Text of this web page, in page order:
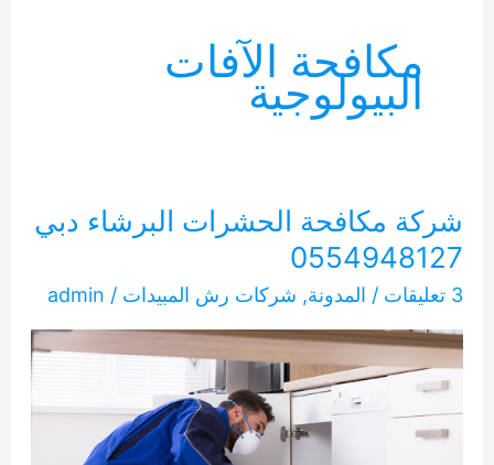
مكافحة الآفات
البيولوجية
شركة مكافحة الحشرات البرشاء دبي
0554948127
3 تعليقات / المدونة, شركات رش المبيدات /
admin